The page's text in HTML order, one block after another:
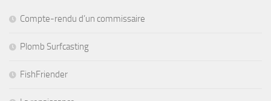
Compte-rendu d’un commissaire
Plomb Surfcasting
FishFriender